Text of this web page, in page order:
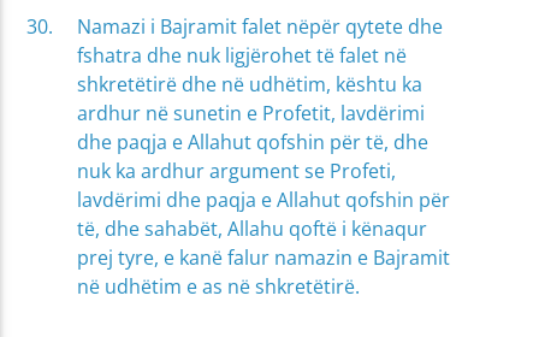
Namazi i Bajramit falet nëpër qytete dhe
fshatra dhe nuk ligjërohet të falet në
shkretëtirë dhe në udhëtim, kështu ka
ardhur në sunetin e Profetit, lavdërimi
dhe paqja e Allahut qofshin për të, dhe
nuk ka ardhur argument se Profeti,
lavdërimi dhe paqja e Allahut qofshin për
të, dhe sahabët, Allahu qoftë i kënaqur
prej tyre, e kanë falur namazin e Bajramit
në udhëtim e as në shkretëtirë.